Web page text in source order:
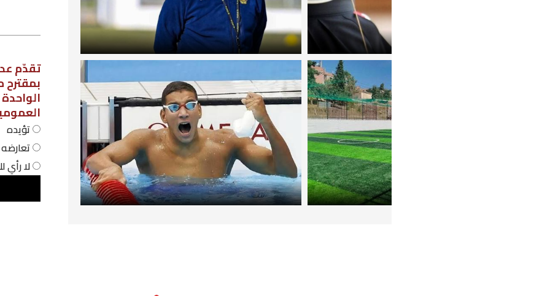
استطلاع رأي
تقدّم عدد من نواب مجلس نواب الشعب،
بمقترح مشروع قانون لاعتماد نظام
الواحدة في المؤسسات التربوية
العمومية، فهل أنت:
تؤيده
تعارضه
لا رأي لك